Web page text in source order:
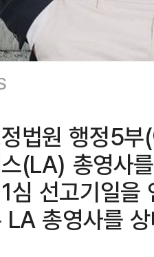
법원 행정5
(LA) 총영사
심 선고기일
총영사를